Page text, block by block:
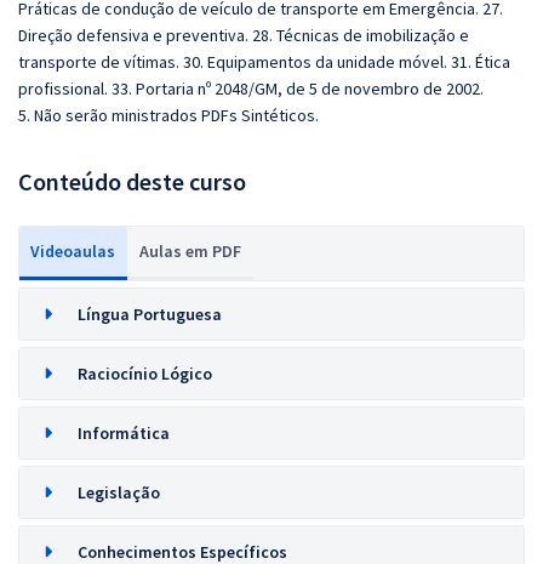
Práticas de condução de veículo de transporte em Emergência. 27.
Direção defensiva e preventiva. 28. Técnicas de imobilização e
transporte de vítimas. 30. Equipamentos da unidade móvel. 31. Ética
profissional. 33. Portaria nº 2048/GM, de 5 de novembro de 2002.
5. Não serão ministrados PDFs Sintéticos.
Conteúdo deste curso
Videoaulas Aulas em PDF
Língua Portuguesa
Raciocínio Lógico
Informática
Legislação
Conhecimentos Específicos